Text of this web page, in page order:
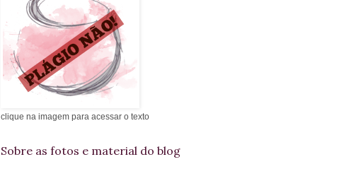
clique na imagem para acessar o texto
Sobre as fotos e material do blog